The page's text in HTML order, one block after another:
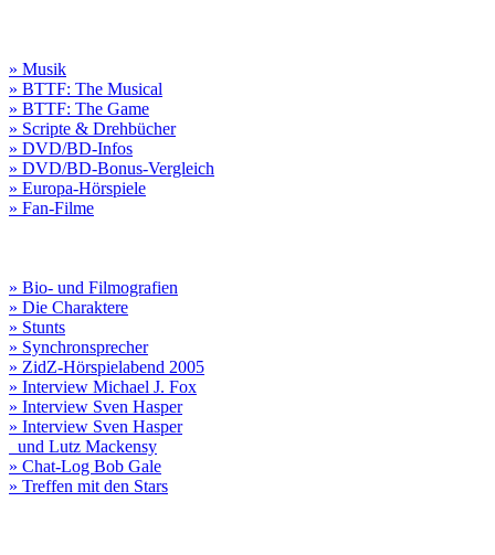
» Musik
» BTTF: The Musical
» BTTF: The Game
» Scripte & Drehbücher
» DVD/BD-Infos
» DVD/BD-Bonus-Vergleich
» Europa-Hörspiele
» Fan-Filme
» Bio- und Filmografien
» Die Charaktere
» Stunts
» Synchronsprecher
» ZidZ-Hörspielabend 2005
» Interview Michael J. Fox
» Interview Sven Hasper
» Interview Sven Hasper
und Lutz Mackensy
» Chat-Log Bob Gale
» Treffen mit den Stars